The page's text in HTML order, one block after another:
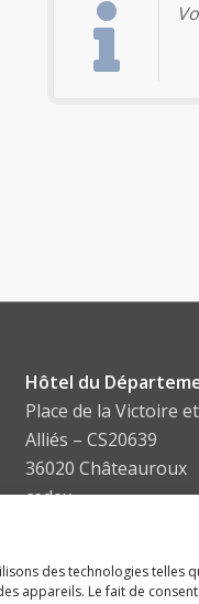
Hôtel du
Place de la Victoire
Alliés – CS20639
36020 Châteauroux
cedex
des technologies telles
appareils. Le fait de